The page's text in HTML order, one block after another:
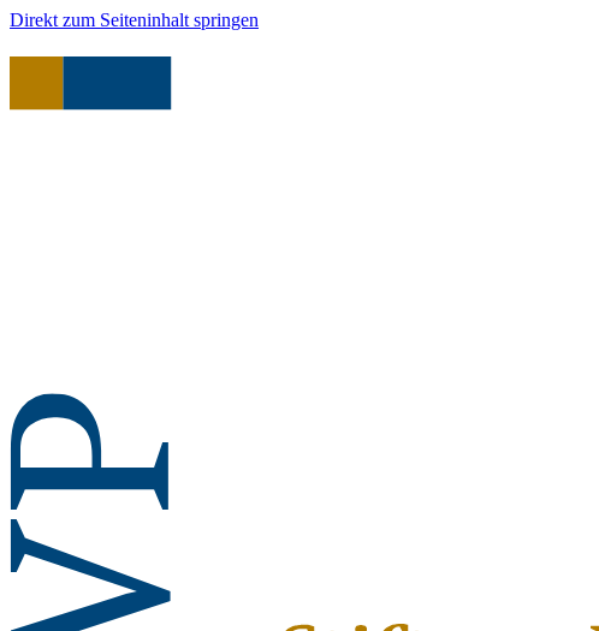
Direkt zum Seiteninhalt springen